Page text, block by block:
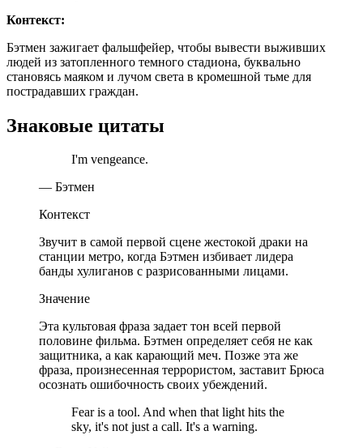
Контекст:
Бэтмен зажигает фальшфейер, чтобы вывести выживших
людей из затопленного темного стадиона, буквально
становясь маяком и лучом света в кромешной тьме для
пострадавших граждан.
Знаковые цитаты
I'm vengeance.
— Бэтмен
Контекст
Звучит в самой первой сцене жестокой драки на
станции метро, когда Бэтмен избивает лидера
банды хулиганов с разрисованными лицами.
Значение
Эта культовая фраза задает тон всей первой
половине фильма. Бэтмен определяет себя не как
защитника, а как карающий меч. Позже эта же
фраза, произнесенная террористом, заставит Брюса
осознать ошибочность своих убеждений.
Fear is a tool. And when that light hits the
sky, it's not just a call. It's a warning.